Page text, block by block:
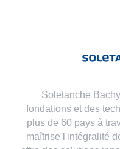
Soletanche
fondations et des
plus de 60 pays à
maîtrise l'intégralité